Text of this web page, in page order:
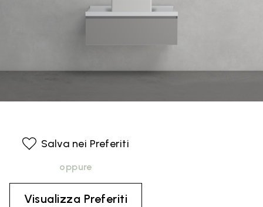
Salva nei Preferiti
oppure
Visualizza Preferiti